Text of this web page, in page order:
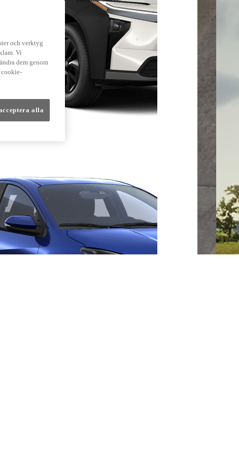
och verktyg
Vi
dem genom
alla